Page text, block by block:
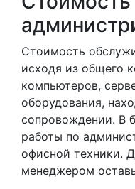
Стоимость
исходя из общего
компьютеров,
оборудования,
сопровождении. В
работы по
офисной техники.
менеджером